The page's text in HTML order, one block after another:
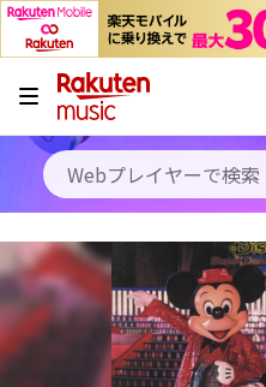
キャンペーン
料金プラン
使い方
初回30日間無料お試し